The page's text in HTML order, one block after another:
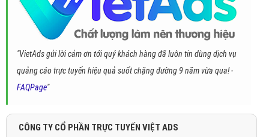
"VietAds gửi lời cảm ơn tới quý khách hàng đã luôn tin dùng dịch vụ
quảng cáo trực tuyến hiệu quả suốt chặng đường 9 năm vừa qua! -
FAQPage"
CÔNG TY CỔ PHẦN TRỰC TUYẾN VIỆT ADS